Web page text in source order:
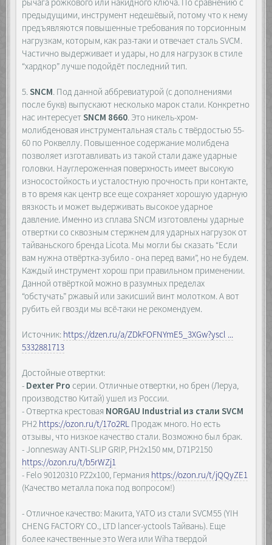
предыдущими, инструмент недешёвый, потому что к нему
предъявляются повышенные требования по торсионным
нагрузкам, которым, как раз-таки и отвечает сталь SVCM.
Частично выдерживает и удары, но для нагрузок в стиле
“хардкор” лучше подойдёт последний тип.
5.SNCM. Под данной аббревиатурой (с дополнениями
после букв) выпускают несколько марок стали. Конкретно
нас интересуетSNCM 8660. Это никель-хром-
молибденовая инструментальная сталь с твёрдостью 55-
60 по Роквеллу. Повышенное содержание молибдена
позволяет изготавливать из такой стали даже ударные
головки. Науглероженная поверхность имеет высокую
износостойкость и усталостную прочность при контакте,
в то время как центр все еще сохраняет хорошую ударную
вязкость и может выдерживать высокое ударное
давление. Именно из сплава SNCM изготовлены ударные
отвертки со сквозным стержнем для ударных нагрузок от
тайваньского бренда Licota. Мы могли бы сказать “Если
вам нужна отвёртка-зубило - она перед вами”, но не будем.
Каждый инструмент хорош при правильном применении.
Данной отвёрткой можно в разумных пределах
“обстучать” ржавый или закисший винт молотком. А вот
рубить ей гвозди мы всё-таки не рекомендуем.
Источник: https://dzen.ru/a/ZDkFOFNYmE5_3XGw?yscl ...
5332881713
Достойные отвертки:
- Dexter Proсерии. Отличные отвертки, но брен (Леруа,
производство Китай) ушел из России.
- Отвертка крестовая NORGAU Industrial из стали SVCM
PH2 https://ozon.ru/t/17o2RL Продаж много. Но есть
отзывы, что низкое качество стали. Возможно был брак.
- Jonnesway ANTI-SLIP GRIP, PH2x150 мм, D71P2150
https://ozon.ru/t/b5rWZj1
- Felo 90120310 PZ2х100, Германия https://ozon.ru/t/jQQyZE1
(Качество металла пока под вопросом!)
- Отличное качество: Макита, YATO из стали SVCM55 (YIH
CHENG FACTORY CO., LTD lancer-yctools Тайвань). Еще
более качественные это Wera или Wiha твердой